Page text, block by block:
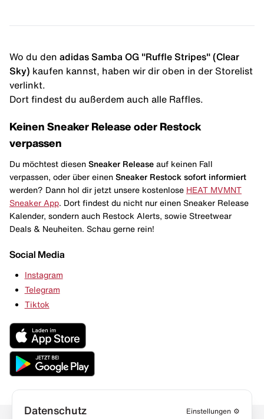
Wo du den adidas Samba OG "Ruffle Stripes" (Clear
Sky) kaufen kannst, haben wir dir oben in der Storelist
verlinkt.
Dort findest du außerdem auch alle Raffles.
Keinen Sneaker Release oder Restock
verpassen
Du möchtest diesen Sneaker Release auf keinen Fall
verpassen, oder über einen Sneaker Restock sofort informiert
werden? Dann hol dir jetzt unsere kostenlose HEAT MVMNT
Sneaker App . Dort findest du nicht nur einen Sneaker Release
Kalender, sondern auch Restock Alerts, sowie Streetwear
Deals & Neuheiten. Schau gerne rein!
Social Media
Instagram
Telegram
Tiktok
Datenschutz Einstellungen ⚙️